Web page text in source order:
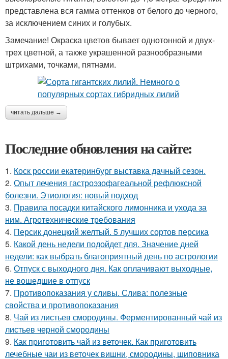
представлена вся гамма оттенков от белого до черного,
за исключением синих и голубых.
Замечание! Окраска цветов бывает однотонной и двух-
трех цветной, а также украшенной разнообразными
штрихами, точками, пятнами.
читать дальше →
Последние обновления на сайте:
1. Коск россии екатеринбург выставка дачный сезон.
2. Опыт лечения гастроэзофагеальной рефлюксной
болезни. Этиология: новый подход
3. Правила посадки китайского лимонника и ухода за
ним. Агротехнические требования
4. Персик донецкий желтый. 5 лучших сортов персика
5. Какой день недели подойдет для. Значение дней
недели: как выбрать благоприятный день по астрологии
6. Отпуск с выходного дня. Как оплачивают выходные,
не вошедшие в отпуск
7. Противопоказания у сливы. Слива: полезные
свойства и противопоказания
8. Чай из листьев смородины. Ферментированный чай из
листьев черной смородины
9. Как приготовить чай из веточек. Как приготовить
лечебные чаи из веточек вишни, смородины, шиповника